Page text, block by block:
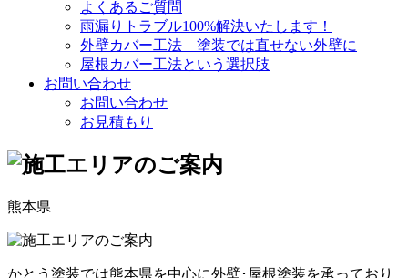
よくあるご質問
雨漏りトラブル100%解決いたします！
外壁カバー工法 塗装では直せない外壁に
屋根カバー工法という選択肢
お問い合わせ
お問い合わせ
お見積もり
熊本県
かとう塗装では熊本県を中心に外壁･屋根塗装を承っており